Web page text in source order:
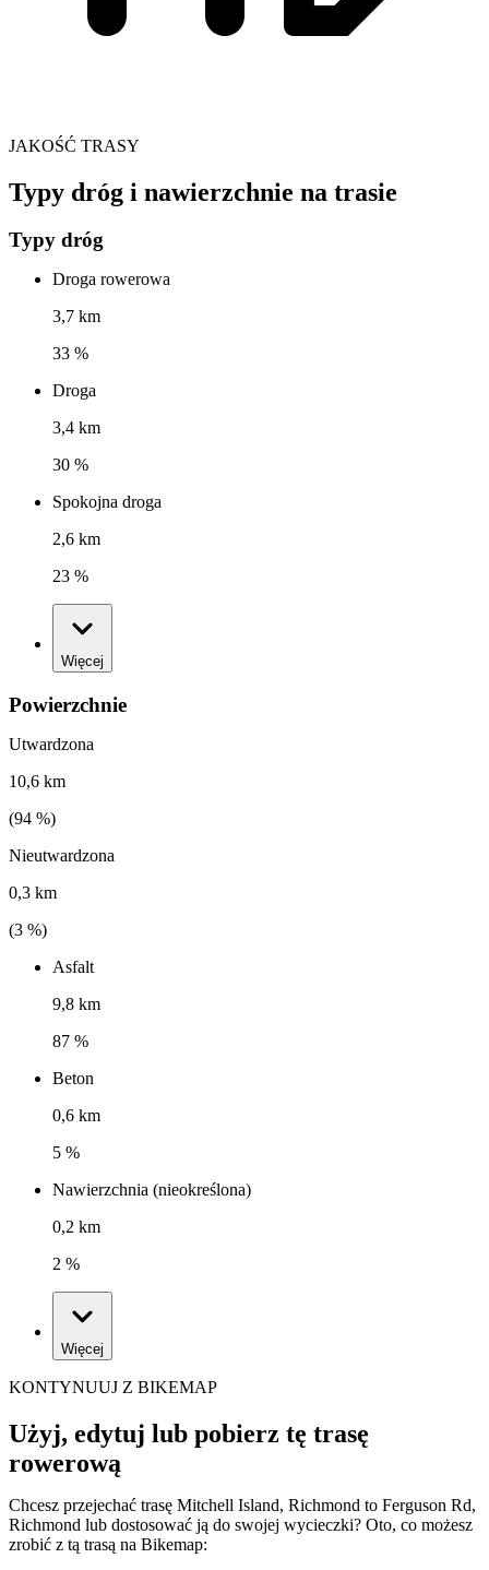
JAKOŚĆ TRASY
Typy dróg i nawierzchnie na trasie
Typy dróg
Droga rowerowa
3,7 km
33 %
Droga
3,4 km
30 %
Spokojna droga
2,6 km
23 %
Więcej
Powierzchnie
Utwardzona
10,6 km
(94 %)
Nieutwardzona
0,3 km
(3 %)
Asfalt
9,8 km
87 %
Beton
0,6 km
5 %
Nawierzchnia (nieokreślona)
0,2 km
2 %
Więcej
KONTYNUUJ Z BIKEMAP
Użyj, edytuj lub pobierz tę trasę
rowerową
Chcesz przejechać trasę Mitchell Island, Richmond to Ferguson Rd,
Richmond lub dostosować ją do swojej wycieczki? Oto, co możesz
zrobić z tą trasą na Bikemap: